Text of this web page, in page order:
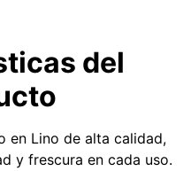
del
en Lino de alta calidad,
y frescura en cada uso.